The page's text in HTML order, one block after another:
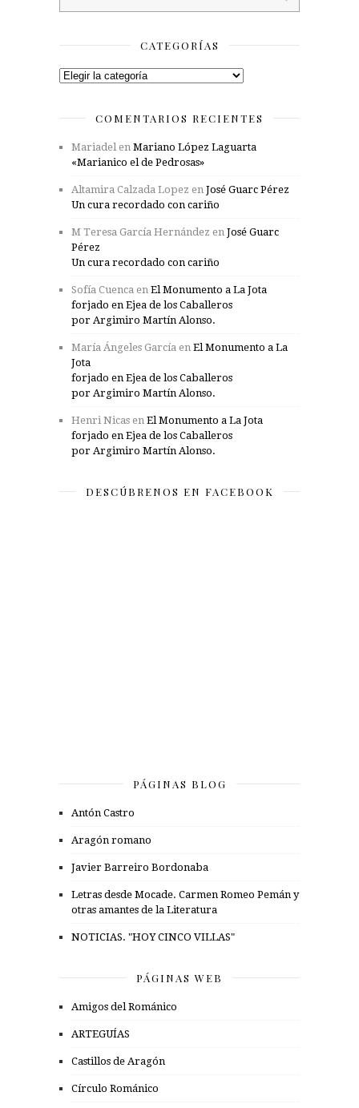
CATEGORÍAS
Categorías
COMENTARIOS RECIENTES
Mariadel en Mariano López Laguarta
«Marianico el de Pedrosas»
Altamira Calzada Lopez en José Guarc Pérez
Un cura recordado con cariño
M Teresa García Hernández en José Guarc
Pérez
Un cura recordado con cariño
Sofía Cuenca en El Monumento a La Jota
forjado en Ejea de los Caballeros
por Argimiro Martín Alonso.
María Ángeles García en El Monumento a La
Jota
forjado en Ejea de los Caballeros
por Argimiro Martín Alonso.
Henri Nicas en El Monumento a La Jota
forjado en Ejea de los Caballeros
por Argimiro Martín Alonso.
DESCÚBRENOS EN FACEBOOK
PÁGINAS BLOG
Antón Castro
Aragón romano
Javier Barreiro Bordonaba
Letras desde Mocade. Carmen Romeo Pemán y
otras amantes de la Literatura
NOTICIAS. "HOY CINCO VILLAS"
PÁGINAS WEB
Amigos del Románico
ARTEGUÍAS
Castillos de Aragón
Círculo Románico